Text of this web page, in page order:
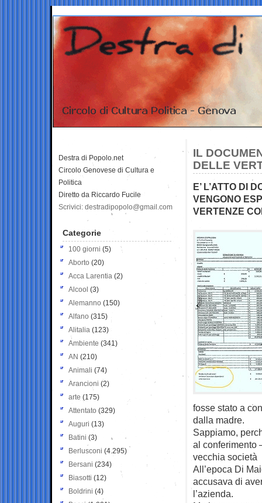
IL
DELLE
E’ L’ATTO DI
VENGONO
VERTENZE
fosse stato a
dalla madre.
Sappiamo,
al conferimento
vecchia società
All’epoca Di
accusava di
l’azienda.
Destra di Popolo.net
Circolo Genovese di Cultura e
Politica
Diretto da Riccardo Fucile
Scrivici: destradipopolo@gmail.com
Categorie
100 giorni (5)
Aborto (20)
Acca Larentia (2)
Alcool (3)
Alemanno (150)
Alfano (315)
Alitalia (123)
Ambiente (341)
AN (210)
Animali (74)
Arancioni (2)
arte (175)
Attentato (329)
Auguri (13)
Batini (3)
Berlusconi (4.295)
Bersani (234)
Biasotti (12)
Boldrini (4)